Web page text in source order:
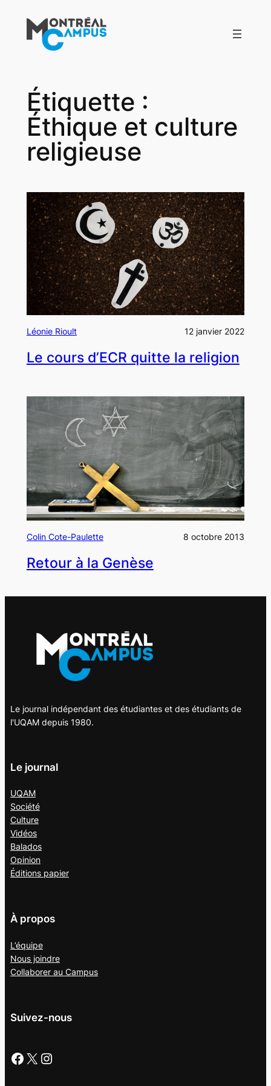
contenu
Étiquette :
Éthique et culture
religieuse
Léonie Rioult 12 janvier 2022
Le cours d’ECR quitte la religion
Colin Cote-Paulette 8 octobre 2013
Retour à la Genèse
Le journal indépendant des étudiantes et des étudiants de
l'UQAM depuis 1980.
Le journal
UQAM
Société
Culture
Vidéos
Balados
Opinion
Éditions papier
À propos
L’équipe
Nous joindre
Collaborer au Campus
Suivez-nous
Facebook X Instagram